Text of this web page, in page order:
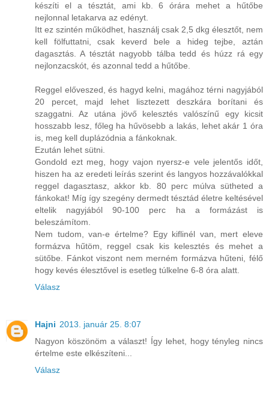
készíti el a tésztát, ami kb. 6 órára mehet a hűtőbe
nejlonnal letakarva az edényt.
Itt ez szintén működhet, használj csak 2,5 dkg élesztőt, nem
kell fölfuttatni, csak keverd bele a hideg tejbe, aztán
dagasztás. A tésztát nagyobb tálba tedd és húzz rá egy
nejlonzacskót, és azonnal tedd a hűtőbe.
Reggel előveszed, és hagyd kelni, magához térni nagyjából
20 percet, majd lehet lisztezett deszkára borítani és
szaggatni. Az utána jövő kelesztés valószínű egy kicsit
hosszabb lesz, főleg ha hűvösebb a lakás, lehet akár 1 óra
is, meg kell duplázódnia a fánkoknak.
Ezután lehet sütni.
Gondold ezt meg, hogy vajon nyersz-e vele jelentős időt,
hiszen ha az eredeti leírás szerint és langyos hozzávalókkal
reggel dagasztasz, akkor kb. 80 perc múlva sütheted a
fánkokat! Míg így szegény dermedt tésztád életre keltésével
eltelik nagyjából 90-100 perc ha a formázást is
beleszámítom.
Nem tudom, van-e értelme? Egy kiflinél van, mert eleve
formázva hűtöm, reggel csak kis kelesztés és mehet a
sütőbe. Fánkot viszont nem merném formázva hűteni, félő
hogy kevés élesztővel is esetleg túlkelne 6-8 óra alatt.
Válasz
Hajni 2013. január 25. 8:07
Nagyon köszönöm a választ! Így lehet, hogy tényleg nincs
értelme este elkészíteni...
Válasz